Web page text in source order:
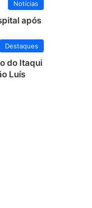
Notícias
após
Destaques
do Itaqui
Luís